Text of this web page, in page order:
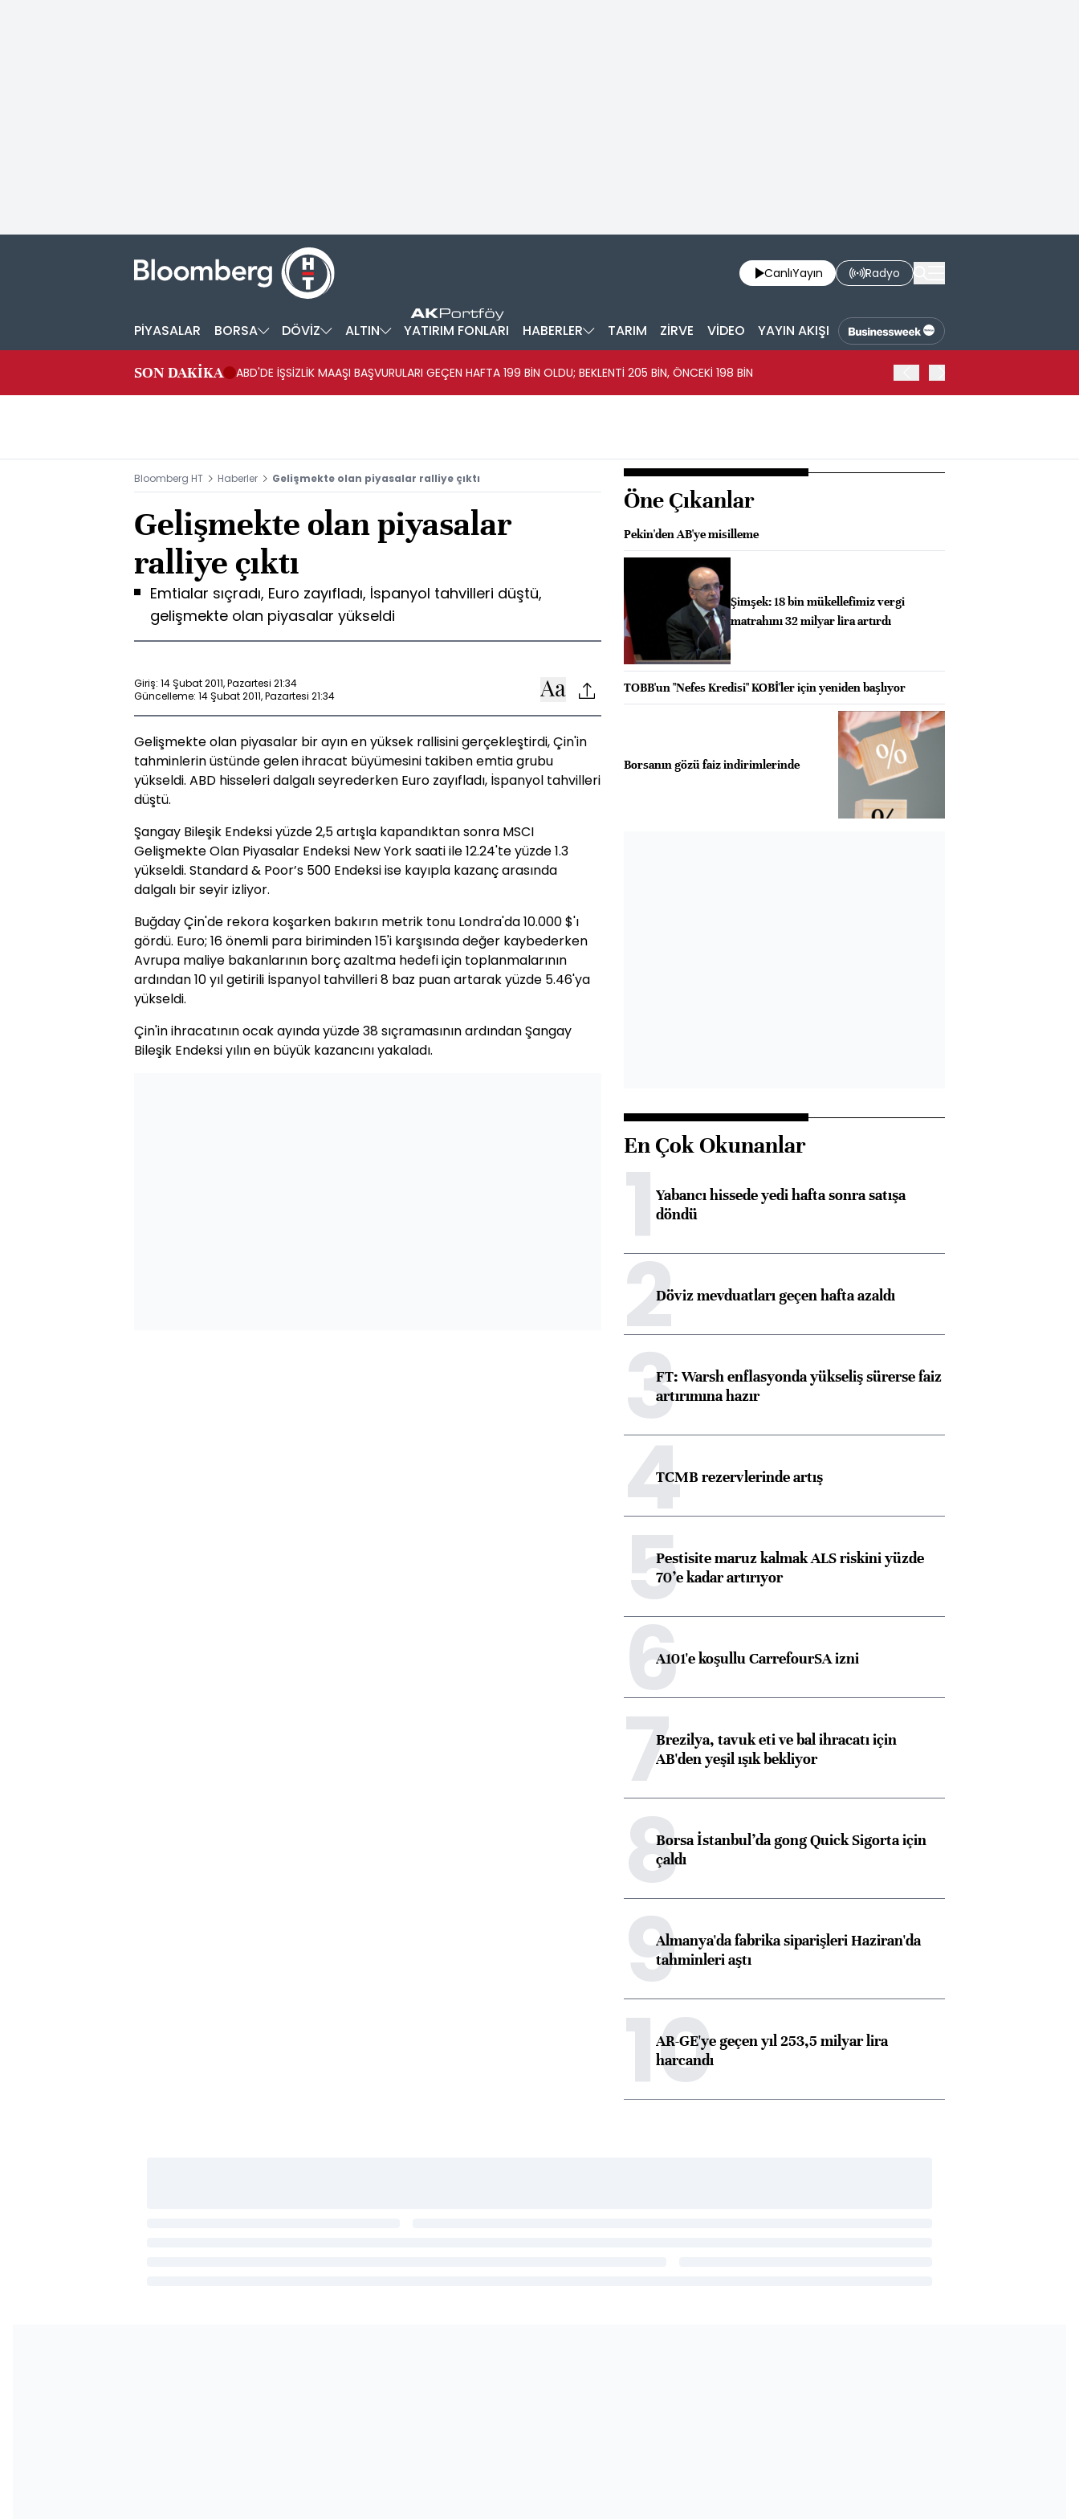
CanlıYayın Radyo
PİYASALAR BORSA DÖVİZ ALTIN YATIRIM FONLARI HABERLER TARIM ZİRVE VİDEO YAYIN AKIŞI
SON DAKİKA ABD'DE İŞSİZLİK MAAŞI BAŞVURULARI GEÇEN HAFTA 199 BİN OLDU; BEKLENTİ 205 BİN, ÖNCEKİ 198 BİN
Bloomberg HT Haberler Gelişmekte olan piyasalar ralliye çıktı
Gelişmekte olan piyasalar
ralliye çıktı
Emtialar sıçradı, Euro zayıfladı, İspanyol tahvilleri düştü,
gelişmekte olan piyasalar yükseldi
Giriş: 14 Şubat 2011, Pazartesi 21:34
Güncelleme: 14 Şubat 2011, Pazartesi 21:34
Gelişmekte olan piyasalar bir ayın en yüksek rallisini gerçekleştirdi, Çin'in
tahminlerin üstünde gelen ihracat büyümesini takiben emtia grubu
yükseldi. ABD hisseleri dalgalı seyrederken Euro zayıfladı, İspanyol tahvilleri
düştü.
Şangay Bileşik Endeksi yüzde 2,5 artışla kapandıktan sonra MSCI
Gelişmekte Olan Piyasalar Endeksi New York saati ile 12.24'te yüzde 1.3
yükseldi. Standard & Poor’s 500 Endeksi ise kayıpla kazanç arasında
dalgalı bir seyir izliyor.
Buğday Çin'de rekora koşarken bakırın metrik tonu Londra'da 10.000 $'ı
gördü. Euro; 16 önemli para biriminden 15'i karşısında değer kaybederken
Avrupa maliye bakanlarının borç azaltma hedefi için toplanmalarının
ardından 10 yıl getirili İspanyol tahvilleri 8 baz puan artarak yüzde 5.46'ya
yükseldi.
Çin'in ihracatının ocak ayında yüzde 38 sıçramasının ardından Şangay
Bileşik Endeksi yılın en büyük kazancını yakaladı.
Öne Çıkanlar
Pekin'den AB'ye misilleme
Şimşek: 18 bin mükellefimiz vergi
matrahını 32 milyar lira artırdı
TOBB'un "Nefes Kredisi" KOBİ'ler için yeniden başlıyor
Borsanın gözü faiz indirimlerinde
En Çok Okunanlar
1Yabancı hissede yedi hafta sonra satışa
döndü
2Döviz mevduatları geçen hafta azaldı
3FT: Warsh enflasyonda yükseliş sürerse faiz
artırımına hazır
4TCMB rezervlerinde artış
5Pestisite maruz kalmak ALS riskini yüzde
70’e kadar artırıyor
6A101'e koşullu CarrefourSA izni
7Brezilya, tavuk eti ve bal ihracatı için
AB'den yeşil ışık bekliyor
8Borsa İstanbul’da gong Quick Sigorta için
çaldı
9Almanya'da fabrika siparişleri Haziran'da
tahminleri aştı
10
AR-GE'ye geçen yıl 253,5 milyar lira
harcandı